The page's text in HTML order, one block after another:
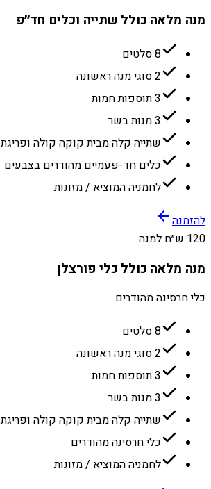
מנה מלאה כולל שתייה וכלים חד״פ
8 סלטים
2 סוגי מנה ראשונה
3 תוספות חמות
3 מנות בשר
שתייה קלה מבית קוקה קולה ופריגת
כלים חד-פעמיים מהודרים בצבעים
לחמניה המוציא / מזונות
להזמנה
120 ש״ח למנה
מנה מלאה כולל כלי פורצלן
כלי חרסינה מהודרים
8 סלטים
2 סוגי מנה ראשונה
3 תוספות חמות
3 מנות בשר
שתייה קלה מבית קוקה קולה ופריגת
כלי חרסינה מהודרים
לחמניה המוציא / מזונות